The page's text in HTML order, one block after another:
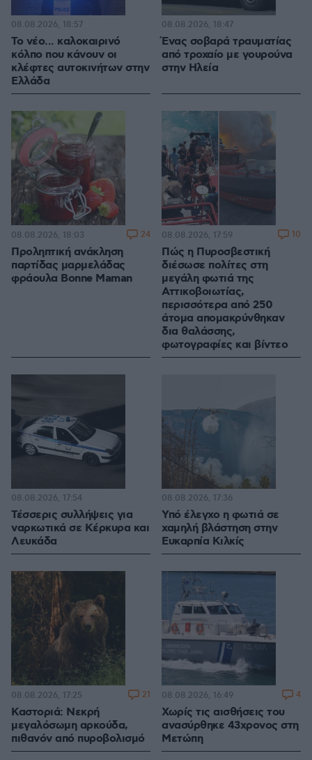
Το νέο... καλοκαιρινό
κόλπο που κάνουν οι
κλέφτες αυτοκινήτων στην
Ελλάδα
08.08.2026, 18:57
Ένας σοβαρά τραυματίας
από τροχαίο με γουρούνα
στην Ηλεία
08.08.2026, 18:47
Προληπτική ανάκληση
παρτίδας μαρμελάδας
φράουλα Bonne Maman
08.08.2026, 18:03 24
Πώς η Πυροσβεστική
διέσωσε πολίτες στη
μεγάλη φωτιά της
Αττικοβοιωτίας,
περισσότερα από 250
άτομα απομακρύνθηκαν
δια θαλάσσης,
φωτογραφίες και βίντεο
08.08.2026, 17:59 10
Τέσσερις συλλήψεις για
ναρκωτικά σε Κέρκυρα και
Λευκάδα
08.08.2026, 17:54
Υπό έλεγχο η φωτιά σε
χαμηλή βλάστηση στην
Ευκαρπία Κιλκίς
08.08.2026, 17:36
Καστοριά: Νεκρή
μεγαλόσωμη αρκούδα,
πιθανόν από πυροβολισμό
08.08.2026, 17:25 21
Χωρίς τις αισθήσεις του
ανασύρθηκε 43χρονος στη
Μετώπη
08.08.2026, 16:49 4